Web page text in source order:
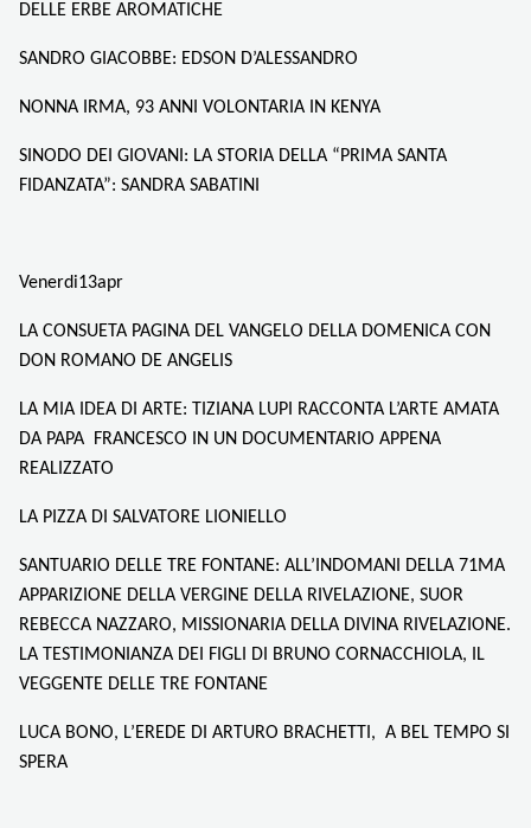
DELLE ERBE AROMATICHE
SANDRO GIACOBBE: EDSON D’ALESSANDRO
NONNA IRMA, 93 ANNI VOLONTARIA IN KENYA
SINODO DEI GIOVANI: LA STORIA DELLA “PRIMA SANTA
FIDANZATA”: SANDRA SABATINI
Venerdi13apr
LA CONSUETA PAGINA DEL VANGELO DELLA DOMENICA CON
DON ROMANO DE ANGELIS
LA MIA IDEA DI ARTE: TIZIANA LUPI RACCONTA L’ARTE AMATA
DA PAPA FRANCESCO IN UN DOCUMENTARIO APPENA
REALIZZATO
LA PIZZA DI SALVATORE LIONIELLO
SANTUARIO DELLE TRE FONTANE: ALL’INDOMANI DELLA 71MA
APPARIZIONE DELLA VERGINE DELLA RIVELAZIONE, SUOR
REBECCA NAZZARO, MISSIONARIA DELLA DIVINA RIVELAZIONE.
LA TESTIMONIANZA DEI FIGLI DI BRUNO CORNACCHIOLA, IL
VEGGENTE DELLE TRE FONTANE
LUCA BONO, L’EREDE DI ARTURO BRACHETTI, A BEL TEMPO SI
SPERA